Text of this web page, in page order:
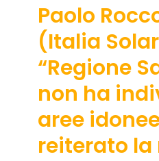
Paolo
(Italia
“Regione
non ha
aree
reiterato